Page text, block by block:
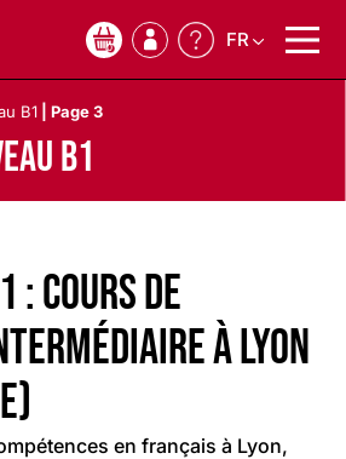
0 FR
B1 |Page 3
B1
: cours de
à Lyon
en français à Lyon,